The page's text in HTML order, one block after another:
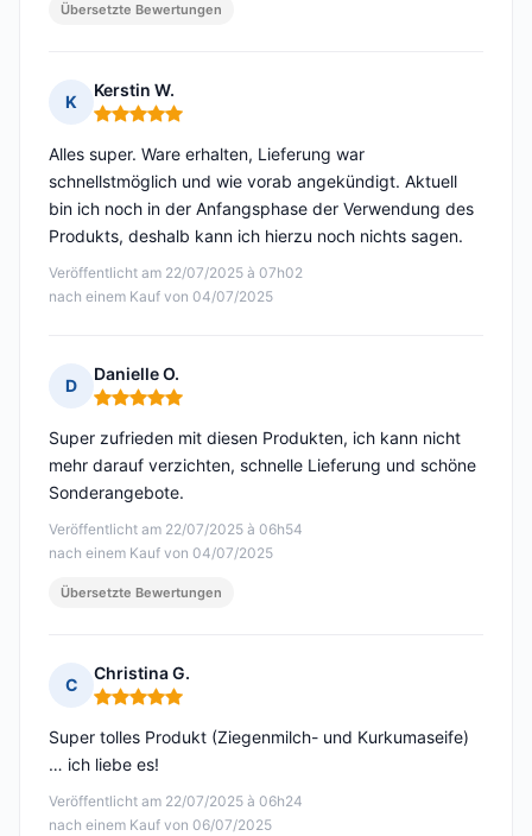
Übersetzte Bewertungen
K
Kerstin W.
Hinweis: 5 von 5
Veröffentlicht am 22/07/2025 à 07h02
nach einem Kauf von 04/07/2025
Alles super. Ware erhalten, Lieferung war
schnellstmöglich und wie vorab angekündigt. Aktuell
bin ich noch in der Anfangsphase der Verwendung des
Produkts, deshalb kann ich hierzu noch nichts sagen.
D
Danielle O.
Hinweis: 5 von 5
Veröffentlicht am 22/07/2025 à 06h54
nach einem Kauf von 04/07/2025
Super zufrieden mit diesen Produkten, ich kann nicht
mehr darauf verzichten, schnelle Lieferung und schöne
Sonderangebote.
Übersetzte Bewertungen
C
Christina G.
Hinweis: 5 von 5
Veröffentlicht am 22/07/2025 à 06h24
nach einem Kauf von 06/07/2025
Super tolles Produkt (Ziegenmilch- und Kurkumaseife)
… ich liebe es!